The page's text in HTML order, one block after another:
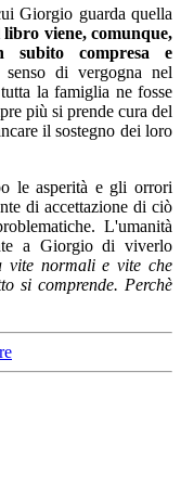
Giorgio guarda quella
libro viene, comunque,
subito compresa e
di vergogna nel
la famiglia ne fosse
più si prende cura del
il sostegno dei loro
le asperità e gli orrori
di accettazione di ciò
L'umanità
a Giorgio di viverlo
vite normali e vite che
si comprende. Perchè